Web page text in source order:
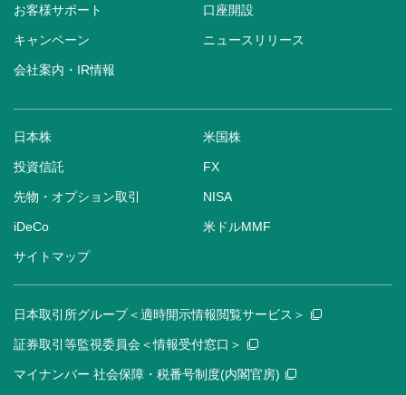
お客様サポート 口座開設
キャンペーン ニュースリリース
会社案内・IR情報
日本株 米国株
投資信託 FX
先物・オプション取引 NISA
iDeCo 米ドルMMF
サイトマップ
日本取引所グループ＜適時開示情報閲覧サービス＞
証券取引等監視委員会＜情報受付窓口＞
マイナンバー 社会保障・税番号制度(内閣官房)